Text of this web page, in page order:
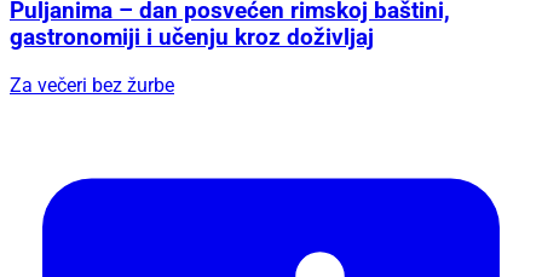
Puljanima – dan posvećen rimskoj baštini,
gastronomiji i učenju kroz doživljaj
Za večeri bez žurbe